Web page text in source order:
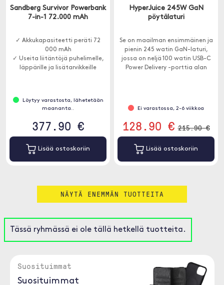
Sandberg Survivor Powerbank
7-in-1 72.000 mAh
✓ Akkukapasiteetti peräti 72
000 mAh
✓ Useita liitäntöjä puhelimelle,
läppärille ja lisätarvikkeille
Löytyy varastosta, lähetetään
maananta..
377.90 €
Lisää ostoskoriin
HyperJuice 245W GaN
pöytälaturi
Se on maailman ensimmäinen ja
pienin 245 watin GaN-laturi,
jossa on neljä 100 watin USB-C
Power Delivery -porttia alan
Ei varastossa, 2-6 viikkoa
128.90 € 215.90 €
Lisää ostoskoriin
NÄYTÄ ENEMMÄN TUOTTEITA
Tässä ryhmässä ei ole tällä hetkellä tuotteita.
Suosituimmat
Suosituimmat